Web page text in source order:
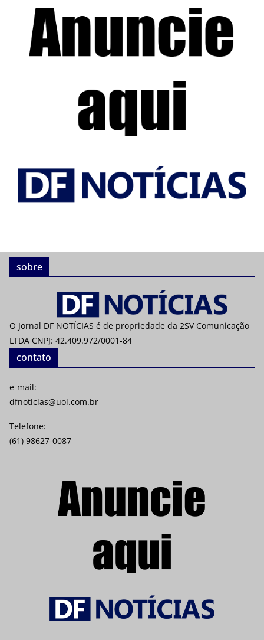
sobre
O Jornal DF NOTÍCIAS é de propriedade da 2SV Comunicação
LTDA CNPJ: 42.409.972/0001-84
contato
e-mail:
dfnoticias@uol.com.br
Telefone:
(61) 98627-0087